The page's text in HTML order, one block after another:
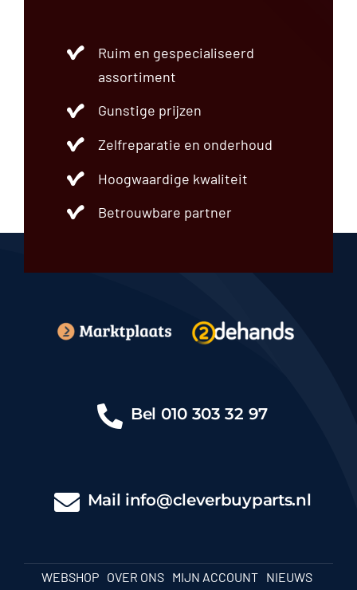
Ruim en gespecialiseerd
assortiment
Gunstige prijzen
Zelfreparatie en onderhoud
Hoogwaardige kwaliteit
Betrouwbare partner
Bel 010 303 32 97
Mail info@cleverbuyparts.nl
WEBSHOP OVER ONS MIJN ACCOUNT NIEUWS